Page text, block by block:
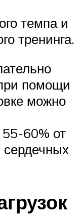
темпа и
тренинга.
помощи
можно
55-60% от